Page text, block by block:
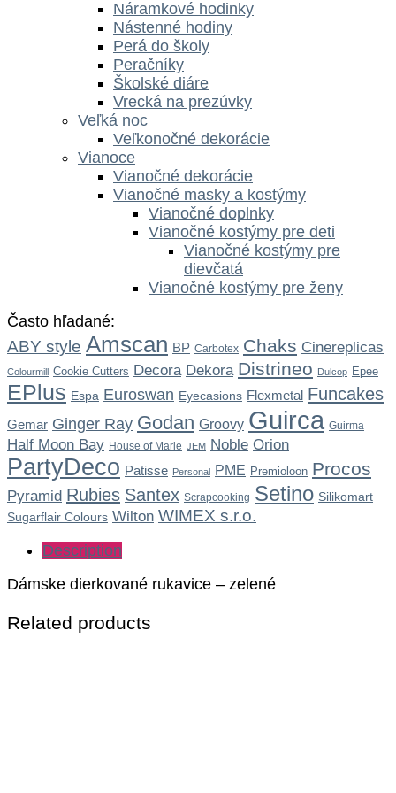
Náramkové hodinky
Nástenné hodiny
Perá do školy
Peračníky
Školské diáre
Vrecká na prezúvky
Veľká noc
Veľkonočné dekorácie
Vianoce
Vianočné dekorácie
Vianočné masky a kostýmy
Vianočné doplnky
Vianočné kostýmy pre deti
Vianočné kostýmy pre
dievčatá
Vianočné kostýmy pre ženy
Často hľadané:
ABY style Amscan BP Carbotex Chaks Cinereplicas
Colourmill Cookie Cutters Decora Dekora Distrineo Dulcop Epee
EPlus Espa Euroswan Eyecasions Flexmetal Funcakes
Gemar Ginger Ray Godan Groovy Guirca Guirma
Half Moon Bay House of Marie JEM Noble Orion
PartyDeco Patisse Personal PME Premioloon Procos
Pyramid Rubies Santex Scrapcooking Setino Silikomart
Sugarflair Colours Wilton WIMEX s.r.o.
Description
Dámske dierkované rukavice – zelené
Related products